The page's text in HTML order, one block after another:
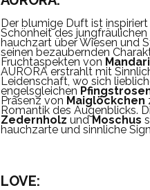
Der blumige Duft ist
Schönheit des
hauchzart über Wiesen und
seinen bezaubernden
Fruchtaspekten von
AURORA erstrahlt mit
Leidenschaft, wo sich
engelsgleichen
Präsenz von Maiglöckchen
Romantik des Augenblicks.
Zedernholz undMoschus
hauchzarte und sinnliche
LOVE: